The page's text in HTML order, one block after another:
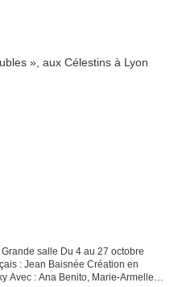
salle Du 4 au 27 octobre
: Jean Baisnée Création en
Avec : Ana Benito, Marie-Armelle